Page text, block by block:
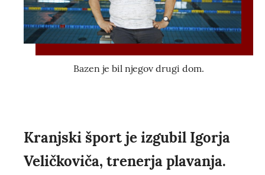
Bazen je bil njegov drugi dom.
Kranjski šport je izgubil Igorja
Veličkoviča, trenerja plavanja.